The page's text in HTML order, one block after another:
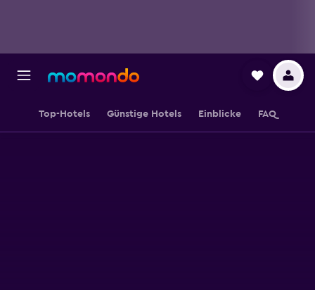
Top-Hotels Günstige Hotels Einblicke FAQ